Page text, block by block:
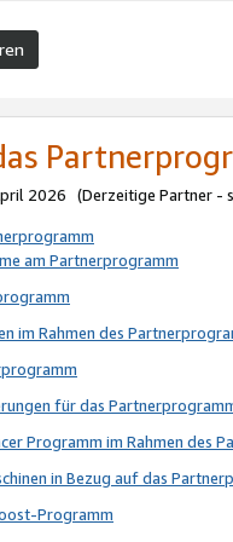
2026 (Derzeitige Partner -
am Partnerprogramm
im Rahmen des
für das
Programm im Rahmen des
in Bezug auf das
Programm